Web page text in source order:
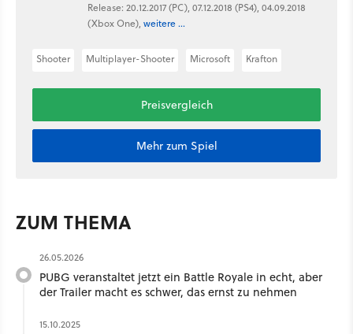
Release: 20.12.2017 (PC), 07.12.2018 (PS4), 04.09.2018
(Xbox One), weitere ...
Shooter Multiplayer-Shooter Microsoft Krafton
Preisvergleich
Mehr zum Spiel
ZUM THEMA
26.05.2026
PUBG veranstaltet jetzt ein Battle Royale in echt, aber
der Trailer macht es schwer, das ernst zu nehmen
15.10.2025